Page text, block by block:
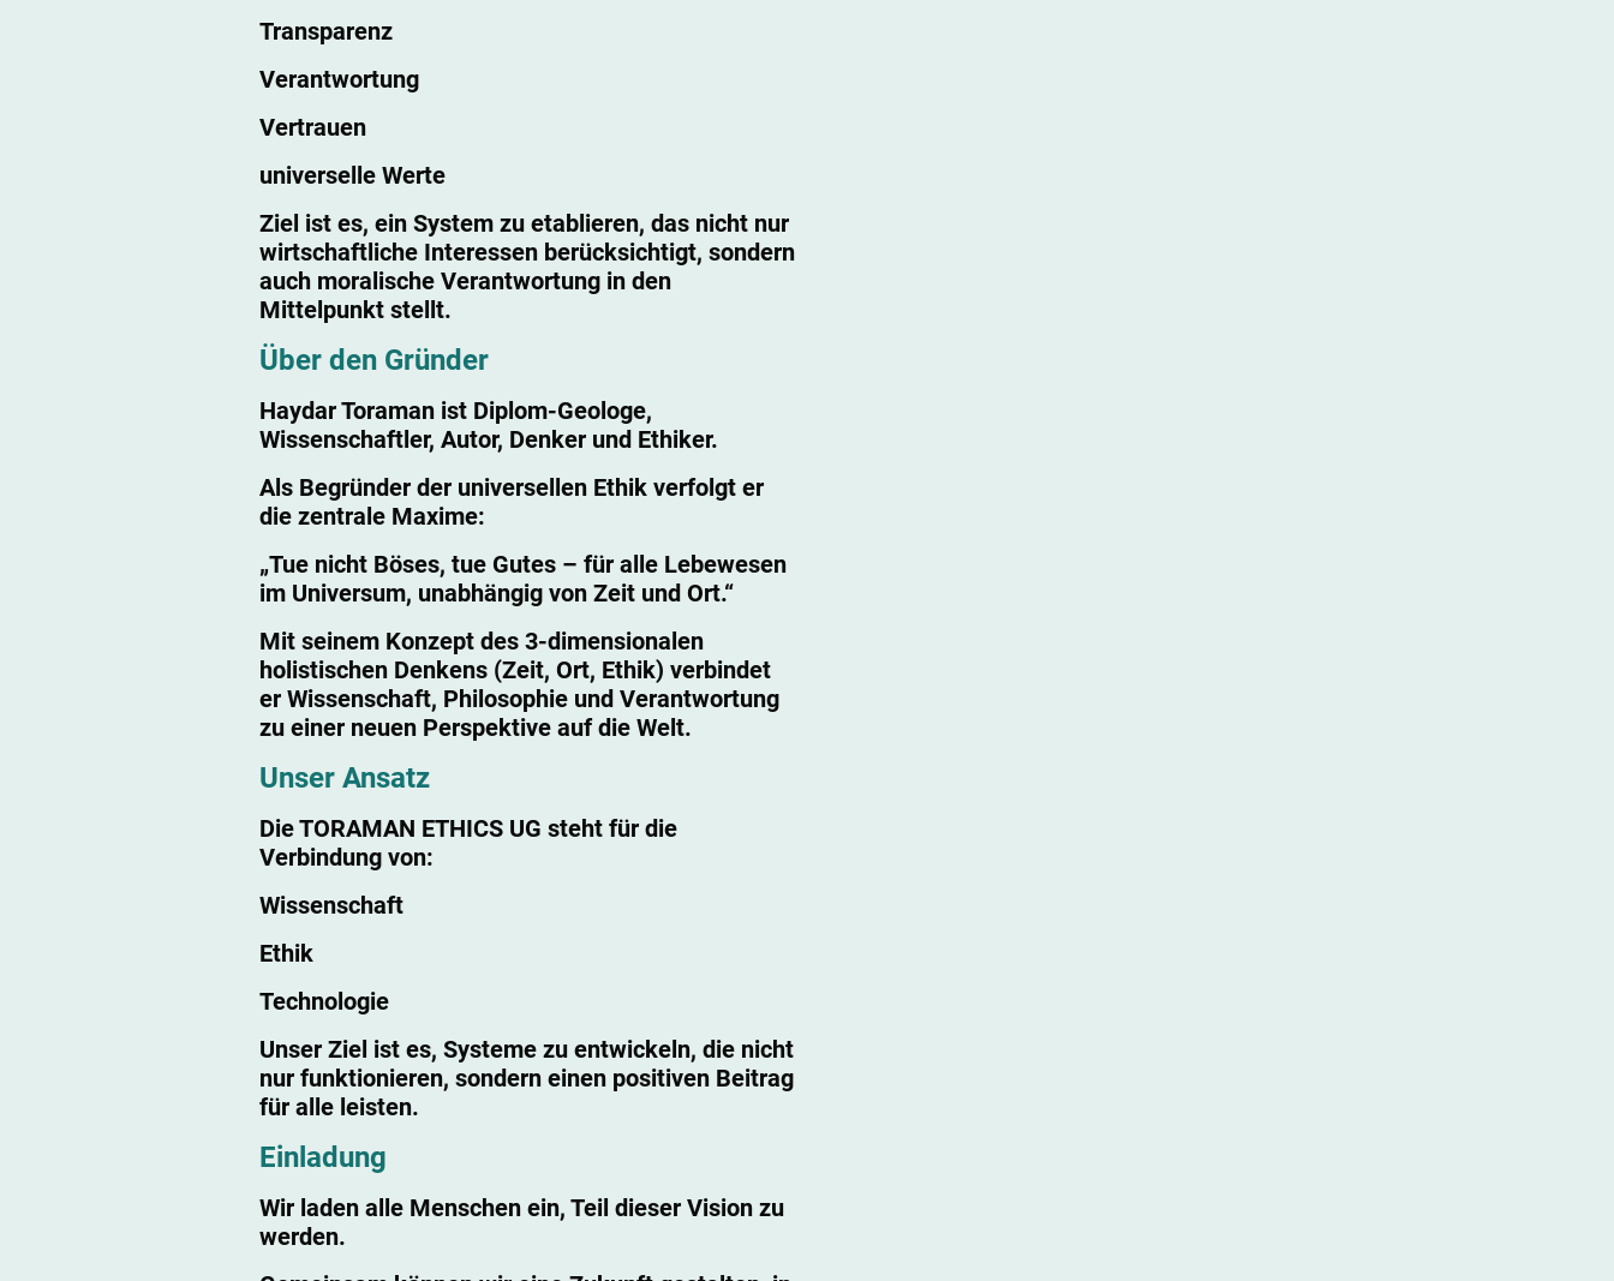
Transparenz
Verantwortung
Vertrauen
universelle Werte
Ziel ist es, ein System zu etablieren, das nicht nur
wirtschaftliche Interessen berücksichtigt, sondern
auch moralische Verantwortung in den
Mittelpunkt stellt.
Über den Gründer
Haydar Toraman ist Diplom-Geologe,
Wissenschaftler, Autor, Denker und Ethiker.
Als Begründer der universellen Ethik verfolgt er
die zentrale Maxime:
„Tue nicht Böses, tue Gutes – für alle Lebewesen
im Universum, unabhängig von Zeit und Ort.“
Mit seinem Konzept des 3-dimensionalen
holistischen Denkens (Zeit, Ort, Ethik) verbindet
er Wissenschaft, Philosophie und Verantwortung
zu einer neuen Perspektive auf die Welt.
Unser Ansatz
Die TORAMAN ETHICS UG steht für die
Verbindung von:
Wissenschaft
Ethik
Technologie
Unser Ziel ist es, Systeme zu entwickeln, die nicht
nur funktionieren, sondern einen positiven Beitrag
für alle leisten.
Einladung
Wir laden alle Menschen ein, Teil dieser Vision zu
werden.